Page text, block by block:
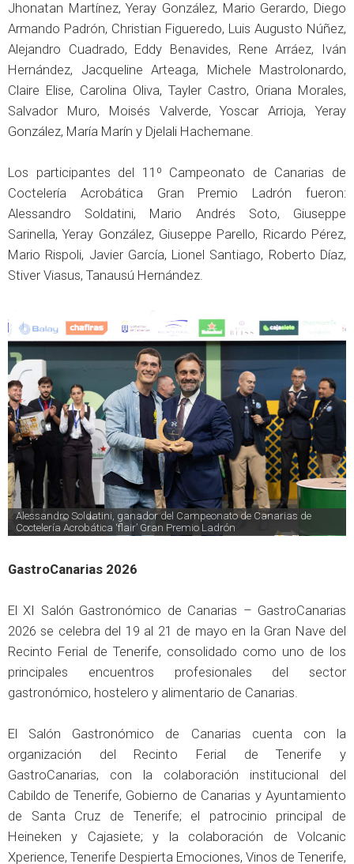
Jhonatan Martínez, Yeray González, Mario Gerardo, Diego
Armando Padrón, Christian Figueredo, Luis Augusto Núñez,
Alejandro Cuadrado, Eddy Benavides, Rene Arráez, Iván
Hernández, Jacqueline Arteaga, Michele Mastrolonardo,
Claire Elise, Carolina Oliva, Tayler Castro, Oriana Morales,
Salvador Muro, Moisés Valverde, Yoscar Arrioja, Yeray
González, María Marín y Djelali Hachemane.
Los participantes del 11º Campeonato de Canarias de
Coctelería Acrobática Gran Premio Ladrón fueron:
Alessandro Soldatini, Mario Andrés Soto, Giuseppe
Sarinella, Yeray González, Giuseppe Parello, Ricardo Pérez,
Mario Rispoli, Javier García, Lionel Santiago, Roberto Díaz,
Stiver Viasus, Tanausú Hernández.
Alessandro Soldatini, ganador del Campeonato de Canarias de
Coctelería Acrobática ‘flair’ Gran Premio Ladrón
GastroCanarias 2026
El XI Salón Gastronómico de Canarias – GastroCanarias
2026 se celebra del 19 al 21 de mayo en la Gran Nave del
Recinto Ferial de Tenerife, consolidado como uno de los
principales encuentros profesionales del sector
gastronómico, hostelero y alimentario de Canarias.
El Salón Gastronómico de Canarias cuenta con la
organización del Recinto Ferial de Tenerife y
GastroCanarias, con la colaboración institucional del
Cabildo de Tenerife, Gobierno de Canarias y Ayuntamiento
de Santa Cruz de Tenerife; el patrocinio principal de
Heineken y Cajasiete; y la colaboración de Volcanic
Xperience, Tenerife Despierta Emociones, Vinos de Tenerife,